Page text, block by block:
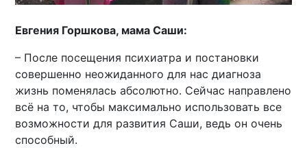
Евгения Горшкова, мама Саши:
– После посещения психиатра и постановки
совершенно неожиданного для нас диагноза
жизнь поменялась абсолютно. Сейчас направлено
всё на то, чтобы максимально использовать все
возможности для развития Саши, ведь он очень
способный.